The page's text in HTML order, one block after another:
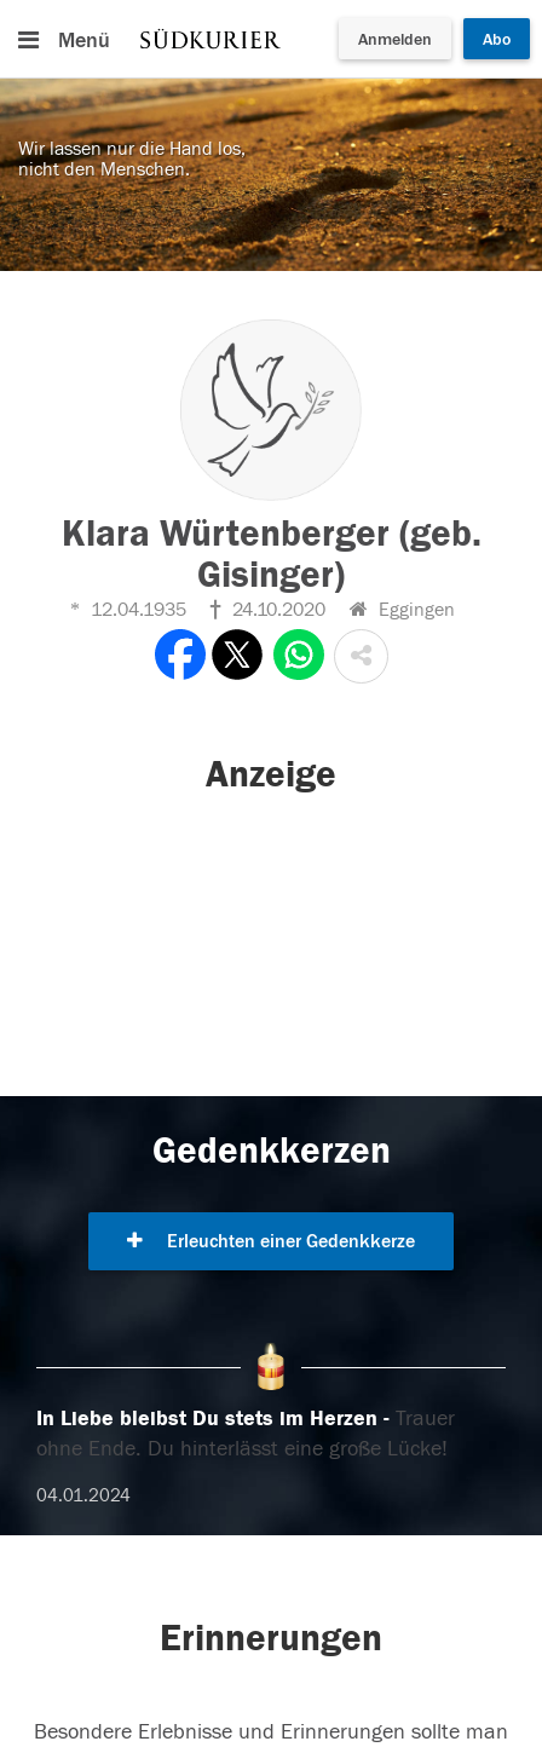
Menü Anmelden Abo
Wir lassen nur die Hand los,
nicht den Menschen.
Klara Würtenberger (geb.
Gisinger)
12.04.1935 24.10.2020 Eggingen
Anzeige
Gedenkkerzen
Erleuchten einer Gedenkkerze
In Liebe bleibst Du stets im Herzen
Trauer
ohne Ende. Du hinterlässt eine große Lücke!
04.01.2024
Erinnerungen
Besondere Erlebnisse und Erinnerungen sollte man